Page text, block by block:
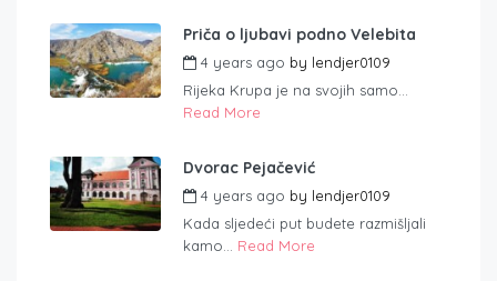
Priča o ljubavi podno Velebita
4 years ago by lendjer0109
Rijeka Krupa je na svojih samo...
Read More
Dvorac Pejačević
4 years ago by lendjer0109
Kada sljedeći put budete razmišljali
kamo... Read More